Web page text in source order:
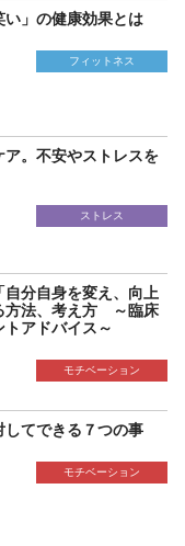
」の健康効果とは
フィットネス
。不安やストレスを
ストレス
分自身を変え、向上
方法、考え方 ～臨床
アドバイス～
モチベーション
してできる７つの事
モチベーション